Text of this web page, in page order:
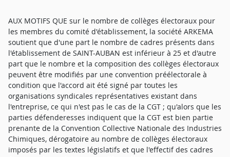
AUX MOTIFS QUE sur le nombre de collèges électoraux pour
les membres du comité d'établissement, la société ARKEMA
soutient que d'une part le nombre de cadres présents dans
l'établissement de SAINT-AUBAN est inférieur à 25 et d'autre
part que le nombre et la composition des collèges électoraux
peuvent être modifiés par une convention préélectorale à
condition que l'accord ait été signé par toutes les
organisations syndicales représentatives existant dans
l'entreprise, ce qui n'est pas le cas de la CGT ; qu'alors que les
parties défenderesses indiquent que la CGT est bien partie
prenante de la Convention Collective Nationale des Industries
Chimiques, dérogatoire au nombre de collèges électoraux
imposés par les textes législatifs et que l'effectif des cadres